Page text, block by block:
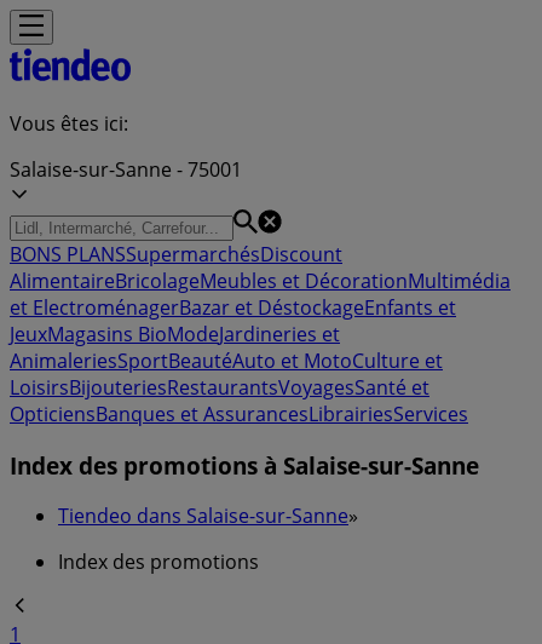
Vous êtes ici:
Salaise-sur-Sanne - 75001
BONS PLANSSupermarchésDiscount
AlimentaireBricolageMeubles et DécorationMultimédia
et ElectroménagerBazar et DéstockageEnfants et
JeuxMagasins BioModeJardineries et
AnimaleriesSportBeautéAuto et MotoCulture et
LoisirsBijouteriesRestaurantsVoyagesSanté et
OpticiensBanques et AssurancesLibrairiesServices
Index des promotions à Salaise-sur-Sanne
Tiendeo dans Salaise-sur-Sanne»
Index des promotions
1